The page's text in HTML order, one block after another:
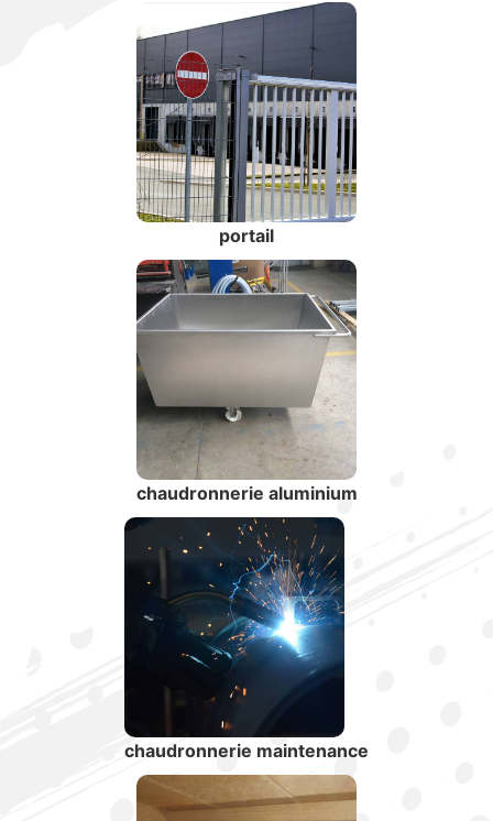
portail
chaudronnerie aluminium
chaudronnerie maintenance